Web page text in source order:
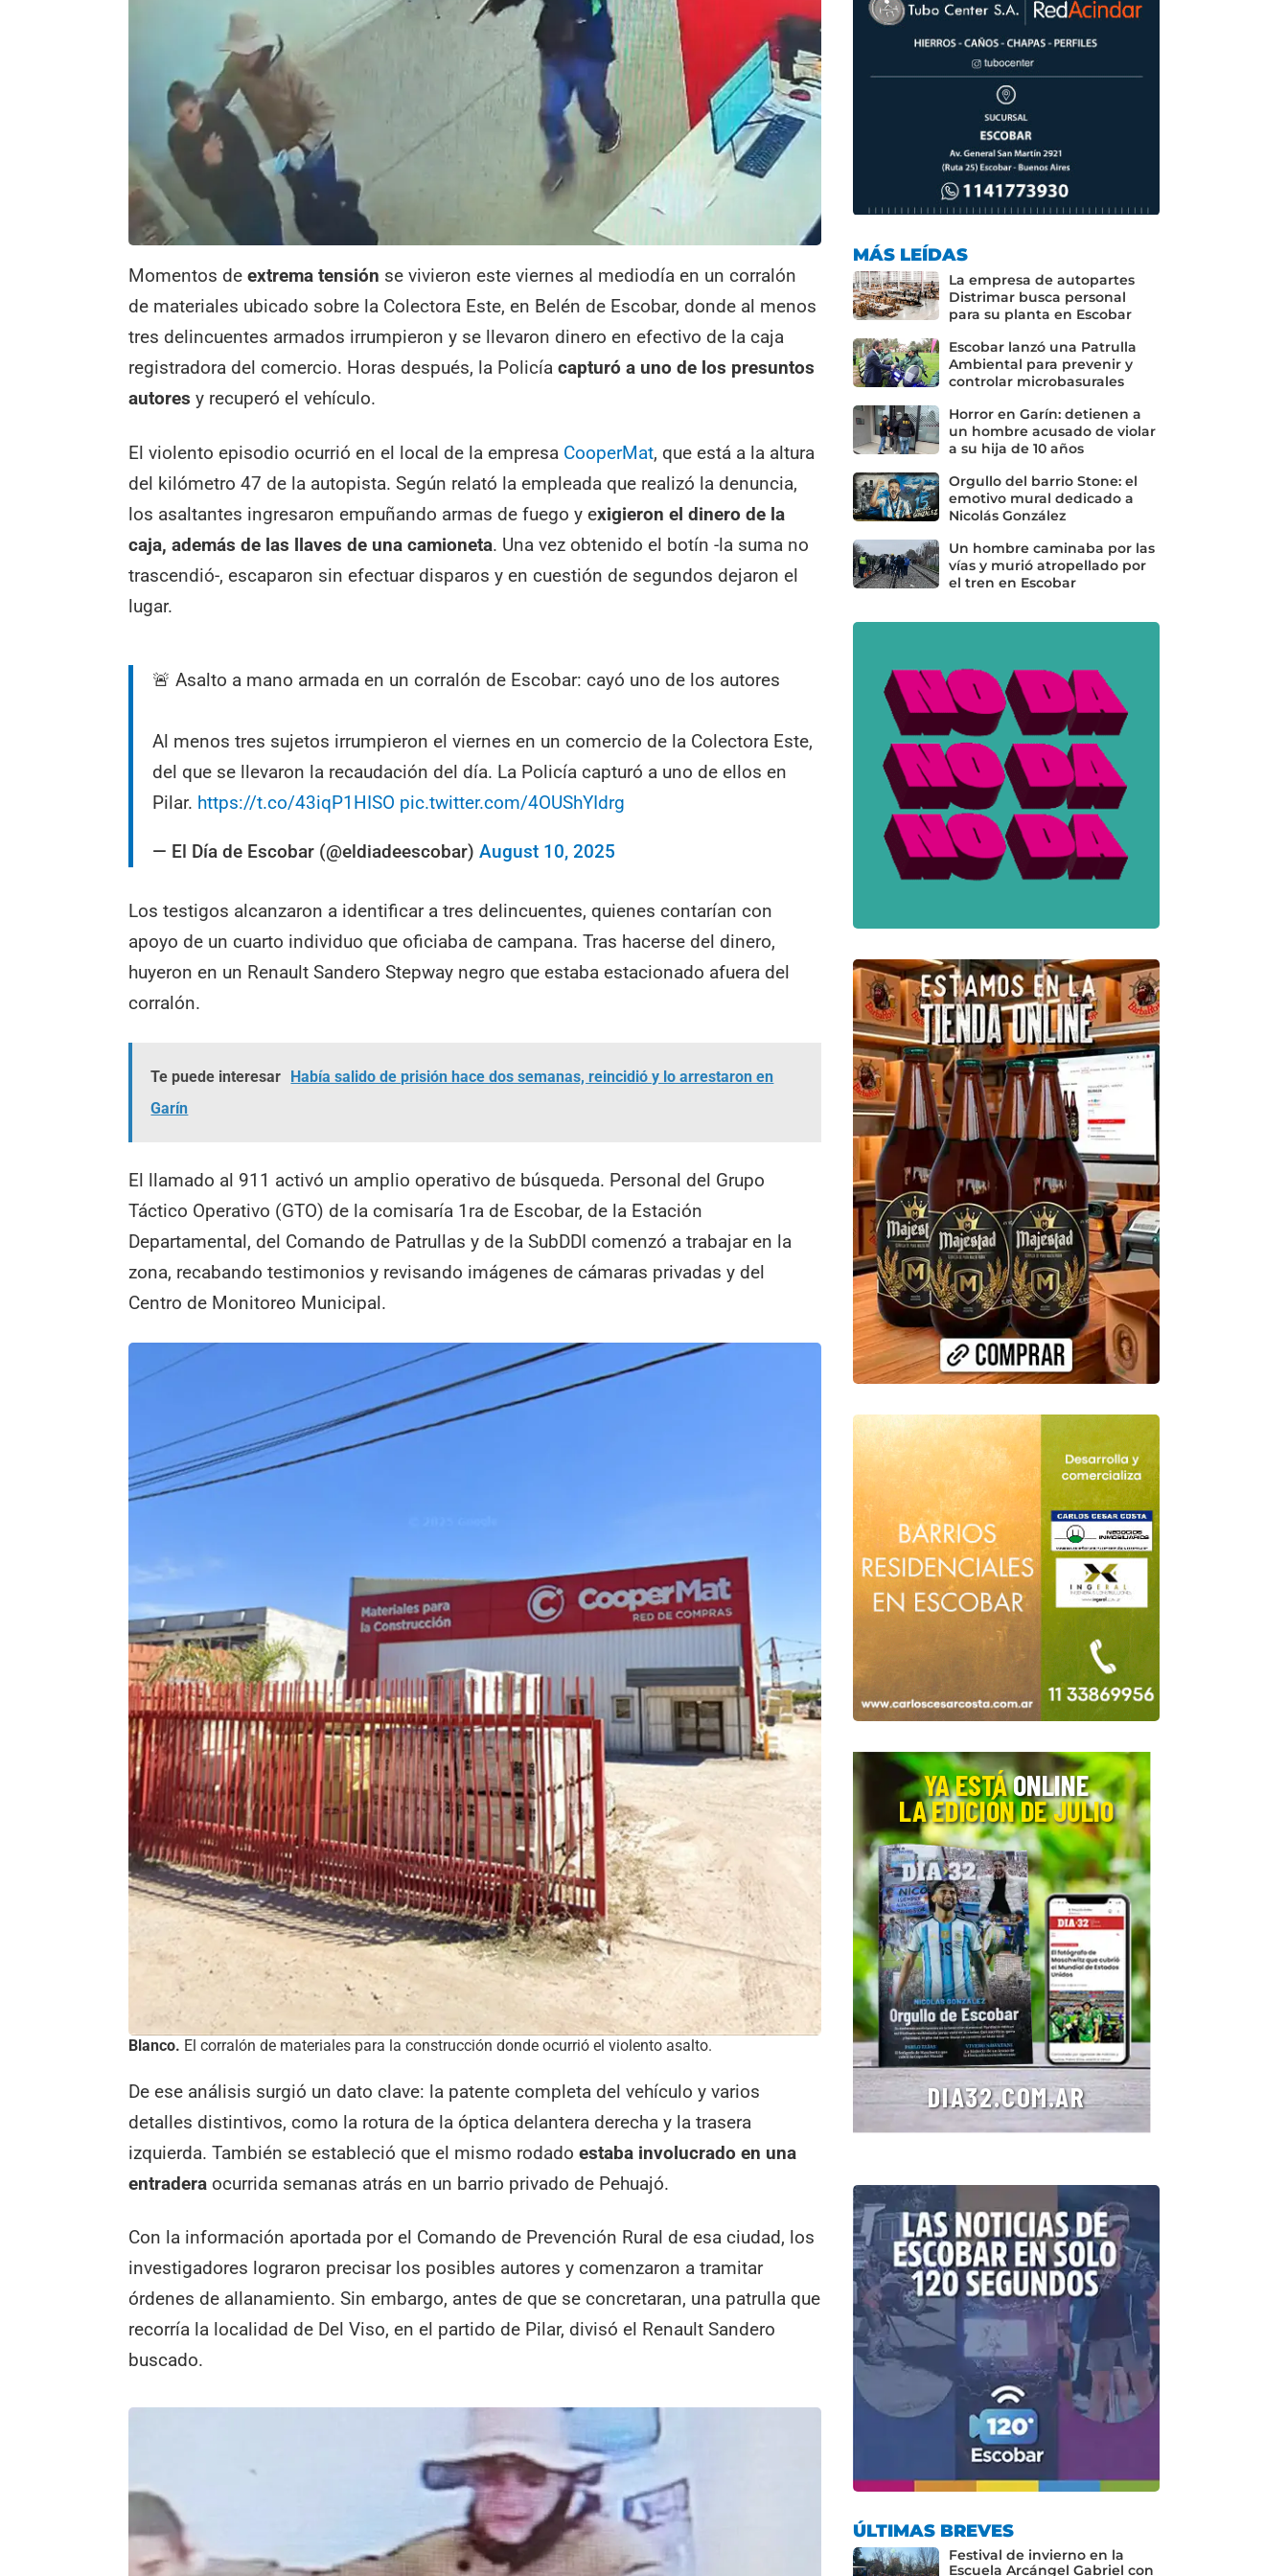
Momentos deextrema tensión se vivieron este viernes al mediodía en un corralón
de materiales ubicado sobre la Colectora Este, en Belén de Escobar, donde al menos
tres delincuentes armados irrumpieron y se llevaron dinero en efectivo de la caja
registradora del comercio. Horas después, la Policíacapturó a uno de los presuntos
autores y recuperó el vehículo.
El violento episodio ocurrió en el local de la empresa CooperMat, que está a la altura
del kilómetro 47 de la autopista. Según relató la empleada que realizó la denuncia,
los asaltantes ingresaron empuñando armas de fuego y exigieron el dinero de la
caja, además de las llaves de una camioneta. Una vez obtenido el botín -la suma no
trascendió-, escaparon sin efectuar disparos y en cuestión de segundos dejaron el
lugar.
🚨 Asalto a mano armada en un corralón de Escobar: cayó uno de los autores
Al menos tres sujetos irrumpieron el viernes en un comercio de la Colectora Este,
del que se llevaron la recaudación del día. La Policía capturó a uno de ellos en
Pilar. https://t.co/43iqP1HISO pic.twitter.com/4OUShYIdrg
— El Día de Escobar (@eldiadeescobar)August 10, 2025
Los testigos alcanzaron a identificar a tres delincuentes, quienes contarían con
apoyo de un cuarto individuo que oficiaba de campana. Tras hacerse del dinero,
huyeron en un Renault Sandero Stepway negro que estaba estacionado afuera del
corralón.
Te puede interesar Había salido de prisión hace dos semanas, reincidió y lo arrestaron en
Garín
El llamado al 911 activó un amplio operativo de búsqueda. Personal del Grupo
Táctico Operativo (GTO) de la comisaría 1ra de Escobar, de la Estación
Departamental, del Comando de Patrullas y de la SubDDI comenzó a trabajar en la
zona, recabando testimonios y revisando imágenes de cámaras privadas y del
Centro de Monitoreo Municipal.
Blanco. El corralón de materiales para la construcción donde ocurrió el violento asalto.
De ese análisis surgió un dato clave: la patente completa del vehículo y varios
detalles distintivos, como la rotura de la óptica delantera derecha y la trasera
izquierda. También se estableció que el mismo rodadoestaba involucrado en una
entradera ocurrida semanas atrás en un barrio privado de Pehuajó.
Con la información aportada por el Comando de Prevención Rural de esa ciudad, los
investigadores lograron precisar los posibles autores y comenzaron a tramitar
órdenes de allanamiento. Sin embargo, antes de que se concretaran, una patrulla que
recorría la localidad de Del Viso, en el partido de Pilar, divisó el Renault Sandero
buscado.
MÁS LEÍDAS
La empresa de autopartes
Distrimar busca personal
para su planta en Escobar
Escobar lanzó una Patrulla
Ambiental para prevenir y
controlar microbasurales
Horror en Garín: detienen a
un hombre acusado de violar
a su hija de 10 años
Orgullo del barrio Stone: el
emotivo mural dedicado a
Nicolás González
Un hombre caminaba por las
vías y murió atropellado por
el tren en Escobar
ÚLTIMAS BREVES
Festival de invierno en la
Escuela Arcángel Gabriel con